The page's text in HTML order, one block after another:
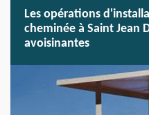
Les opérations
cheminée à Saint Jean
avoisinantes